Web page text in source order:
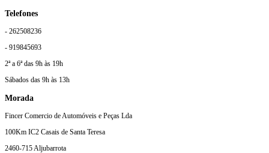
Telefones
- 262508236
- 919845693
2ª a 6ª das 9h às 19h
Sábados das 9h às 13h
Morada
Fincer Comercio de Automóveis e Peças Lda
100Km IC2 Casais de Santa Teresa
2460-715 Aljubarrota